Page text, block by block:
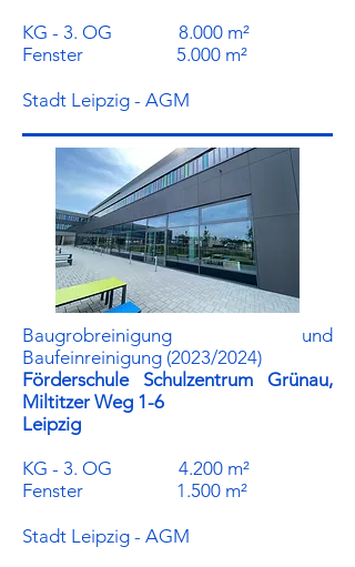
KG - 3. OG 8.000 m²
Fenster 5.000 m²
Stadt Leipzig - AGM
Baugrobreinigung und
Baufeinreinigung (2023/2024)
Förderschule Schulzentrum Grünau,
Miltitzer Weg 1-6
Leipzig
KG - 3. OG 4.200 m²
Fenster 1.500 m²
Stadt Leipzig - AGM